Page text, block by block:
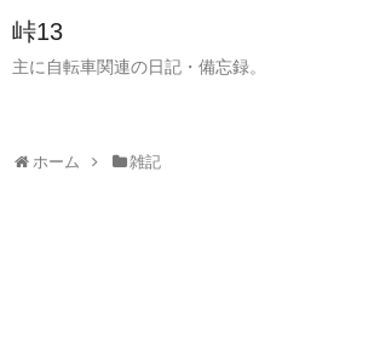
峠13
主に自転車関連の日記・備忘録。
ホーム 雑記